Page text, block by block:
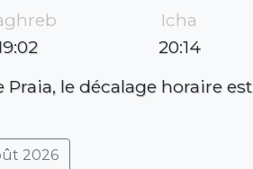
Icha
20:14
le décalage horaire est
2026